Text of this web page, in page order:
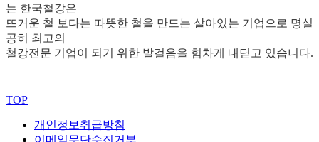
는 한국철강은
뜨거운 철 보다는 따뜻한 철을 만드는 살아있는 기업으로 명실
공히 최고의
철강전문 기업이 되기 위한 발걸음을 힘차게 내딛고 있습니다.
TOP
개인정보취급방침
이메일무단수집거부